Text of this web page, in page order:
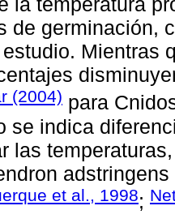
de germinación,
Mientras
(2004) para
se indica
las
et al., 1998;